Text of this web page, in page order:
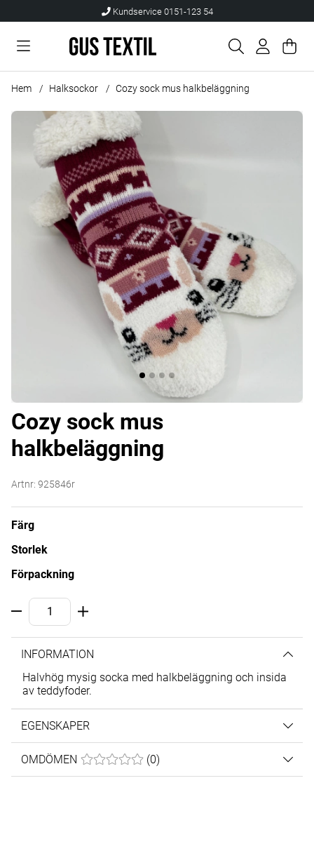
Kundservice 0151-123 54
.
Hem Halksockor Cozy sock mus halkbeläggning
Produktbilder Cozy sock mus halkbeläggning
Cozy sock mus
halkbeläggning
Artnr: 925846r
Färg
Storlek
Förpackning
INFORMATION
Halvhög mysig socka med halkbeläggning och insida
av teddyfoder.
EGENSKAPER
OMDÖMEN MEDELBETYG 0 AV 5 ANTAL BETYG 0
(0)